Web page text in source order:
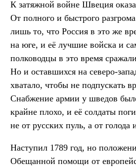
К затяжной войне Швеция
От полного и быстрого
лишь то, что Россия в это же
на юге, и её лучшие войска и
полководцы в это время
Но и оставшихся на северо-
хватало, чтобы не подпускать
Снабжение армии у шведов
крайне плохо, и её солдаты
не от русских пуль, а от голода
Наступил 1789 год, но
Обещанной помощи от